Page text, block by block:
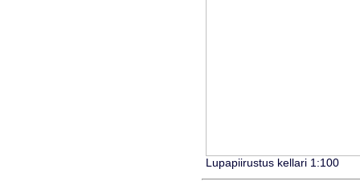
Lupapiirustus kellari 1:100